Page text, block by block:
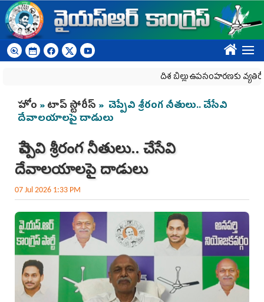
Skip to main content
????
దిశ బిల్లు ఉపసంహరణకు
You are here
హోం »టాప్ స్టోరీస్ » చెప్పేవి శ్రీరంగ నీతులు.. చేసేవి
దేవాలయాలపై దాడులు
చెప్పేవి శ్రీరంగ నీతులు.. చేసేవి
దేవాలయాలపై దాడులు
07 Jul 2026 1:33 PM